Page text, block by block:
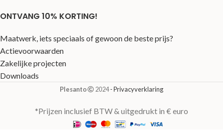
ONTVANG 10% KORTING!
Maatwerk, iets speciaals of gewoon de beste prijs?
Actievoorwaarden
Zakelijke projecten
Downloads
Plesanto 2024- Privacyverklaring
*Prijzen inclusief BTW & uitgedrukt in € euro